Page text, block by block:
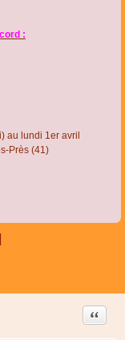
:
au lundi 1er avril
Près (41)
Citer